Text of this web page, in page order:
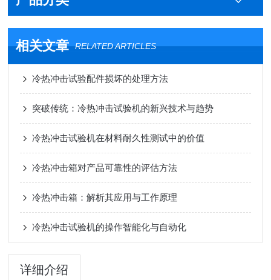
相关文章 RELATED ARTICLES
冷热冲击试验配件损坏的处理方法
突破传统：冷热冲击试验机的新兴技术与趋势
冷热冲击试验机在材料耐久性测试中的价值
冷热冲击箱对产品可靠性的评估方法
冷热冲击箱：解析其应用与工作原理
冷热冲击试验机的操作智能化与自动化
详细介绍